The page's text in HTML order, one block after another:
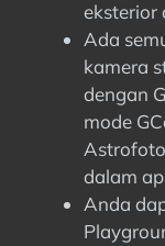
eksterior
Ada
kamera
dengan
mode
dalam
Anda